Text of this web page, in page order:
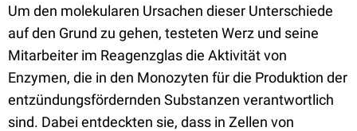
Um den molekularen Ursachen dieser Unterschiede
auf den Grund zu gehen, testeten Werz und seine
Mitarbeiter im Reagenzglas die Aktivität von
Enzymen, die in den Monozyten für die Produktion der
entzündungsfördernden Substanzen verantwortlich
sind. Dabei entdeckten sie, dass in Zellen von